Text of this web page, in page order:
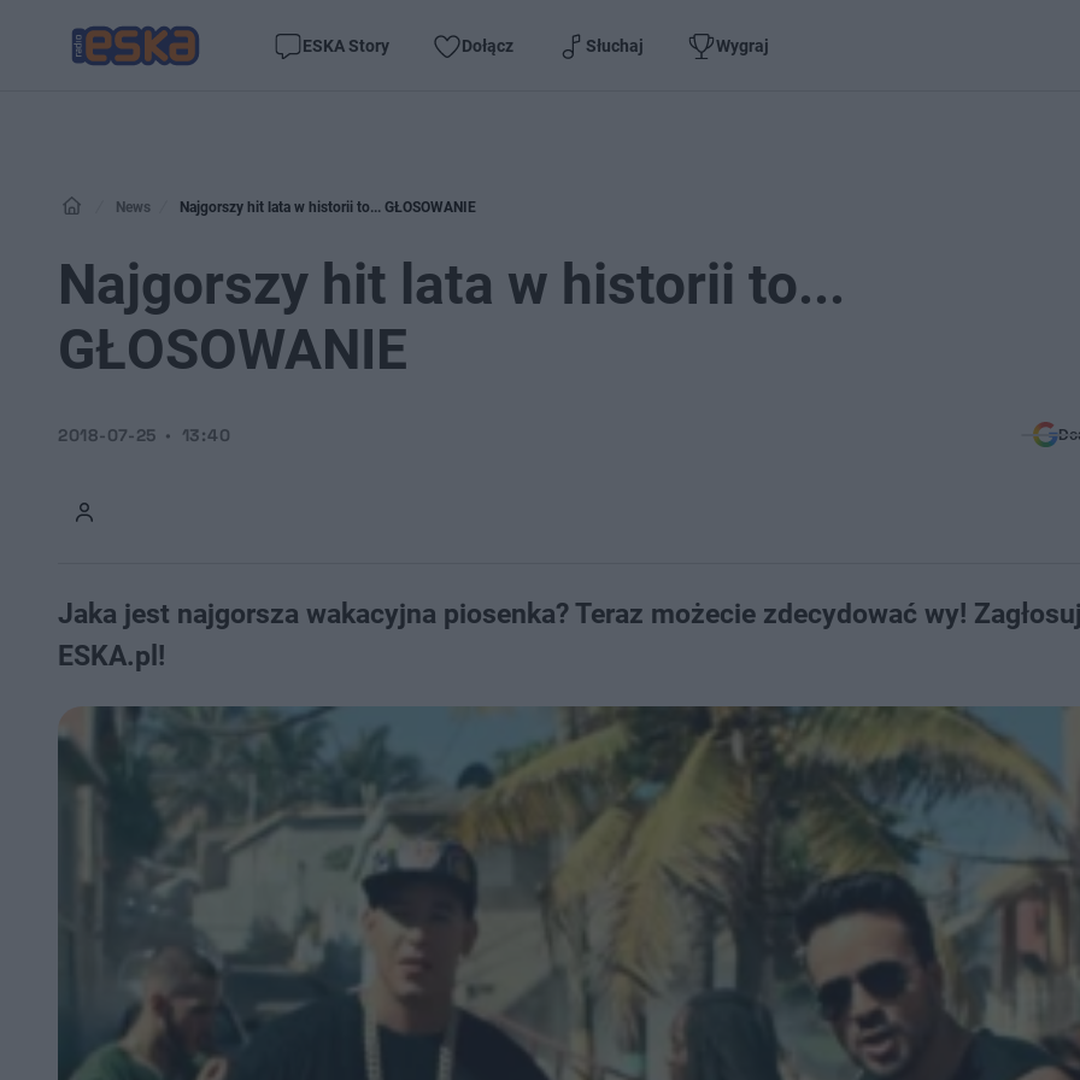
ESKA Story Dołącz Słuchaj Wygraj
News Najgorszy hit lata w historii to... GŁOSOWANIE
Najgorszy hit lata w historii to...
GŁOSOWANIE
2018-07-25 13:40
Jaka jest najgorsza wakacyjna piosenka? Teraz możecie zdecydować wy!
ESKA.pl!